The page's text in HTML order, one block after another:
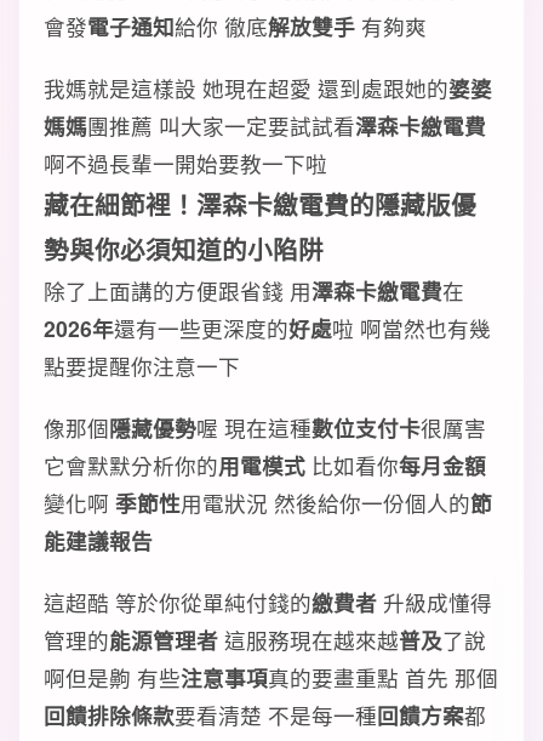
會發電子通知給你 徹底解放雙手 有夠爽
我媽就是這樣設 她現在超愛 還到處跟她的婆婆
媽媽團推薦 叫大家一定要試試看澤森卡繳電費
啊不過長輩一開始要教一下啦
藏在細節裡！澤森卡繳電費的隱藏版優
勢與你必須知道的小陷阱
除了上面講的方便跟省錢 用澤森卡繳電費在
2026年還有一些更深度的好處啦 啊當然也有幾
點要提醒你注意一下
像那個隱藏優勢喔 現在這種數位支付卡很厲害
它會默默分析你的用電模式 比如看你每月金額
變化啊 季節性用電狀況 然後給你一份個人的節
能建議報告
這超酷 等於你從單純付錢的繳費者 升級成懂得
管理的能源管理者 這服務現在越來越普及了說
啊但是齁 有些注意事項真的要畫重點 首先 那個
回饋排除條款要看清楚 不是每一種回饋方案都